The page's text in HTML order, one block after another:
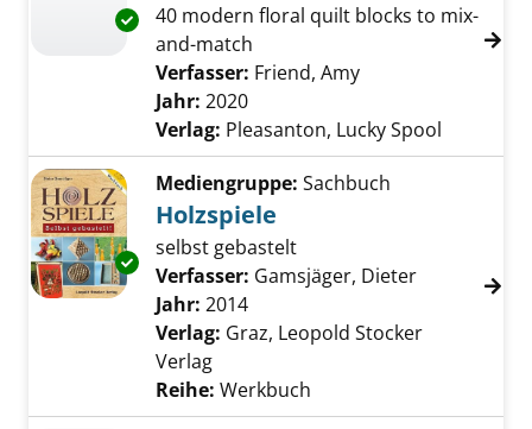
Exemplar-Details von Petal + stem anzeigen
40 modern floral quilt blocks to mix-
and-match
Verfasser: Friend, Amy
Jahr: 2020
Verlag: Pleasanton, Lucky Spool
Exemplar-Details von Holzspiele anzeigen
Mediengruppe: Sachbuch
Holzspiele
selbst gebastelt
Verfasser: Gamsjäger, Dieter Suche
Jahr: 2014
Verlag: Graz, Leopold Stocker
Verlag
Reihe: Werkbuch